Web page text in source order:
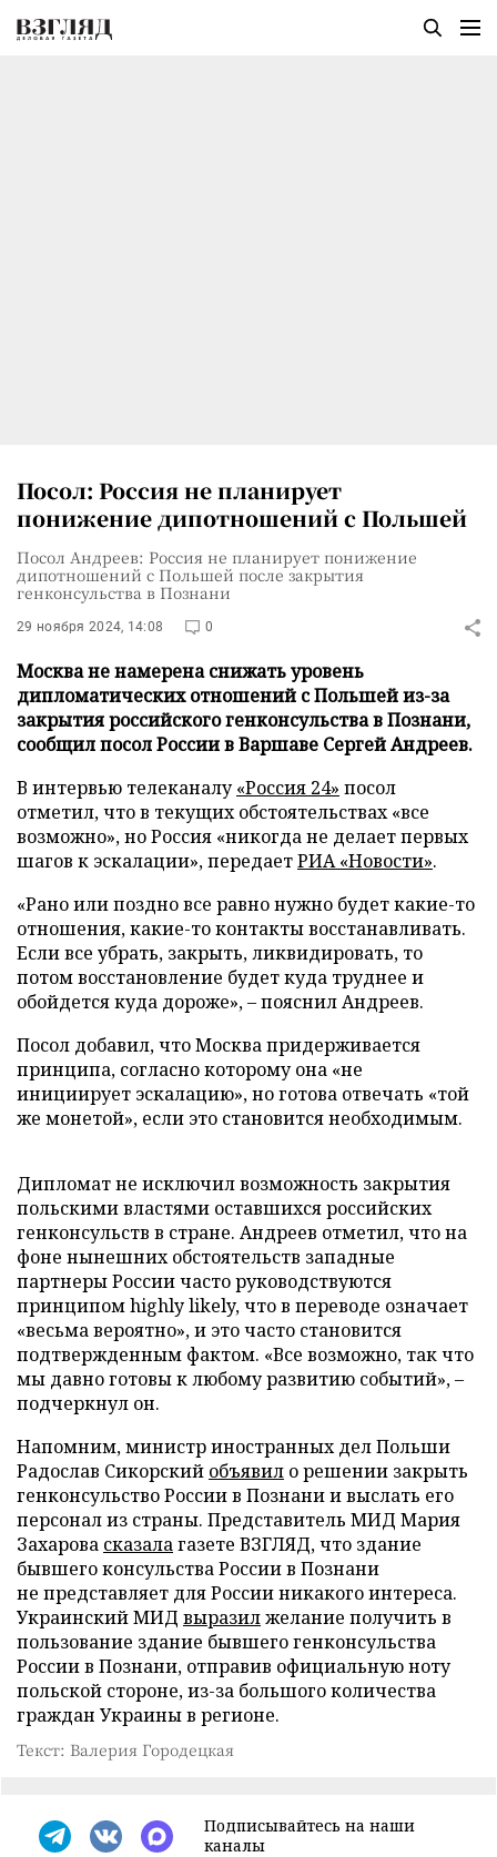
Посол: Россия не планирует
понижение дипотношений с Польшей
Посол Андреев: Россия не планирует понижение
дипотношений с Польшей после закрытия
генконсульства в Познани
29 ноября 2024, 14:08 0
Москва не намерена снижать уровень
дипломатических отношений с Польшей из-за
закрытия российского генконсульства в Познани,
сообщил посол России в Варшаве Сергей Андреев.
В интервью телеканалу«Россия 24» посол
отметил, что в текущих обстоятельствах «все
возможно», но Россия «никогда не делает первых
шагов к эскалации», передаетРИА «Новости».
«Рано или поздно все равно нужно будет какие-то
отношения, какие-то контакты восстанавливать.
Если все убрать, закрыть, ликвидировать, то
потом восстановление будет куда труднее и
обойдется куда дороже», – пояснил Андреев.
Посол добавил, что Москва придерживается
принципа, согласно которому она «не
инициирует эскалацию», но готова отвечать «той
же монетой», если это становится необходимым.
Дипломат не исключил возможность закрытия
польскими властями оставшихся российских
генконсульств в стране. Андреев отметил, что на
фоне нынешних обстоятельств западные
партнеры России часто руководствуются
принципом highly likely, что в переводе означает
«весьма вероятно», и это часто становится
подтвержденным фактом. «Все возможно, так что
мы давно готовы к любому развитию событий», –
подчеркнул он.
Напомним, министр иностранных дел Польши
Радослав Сикорский объявил о решении закрыть
генконсульство России в Познани и выслать его
персонал из страны. Представитель МИД Мария
Захарова сказалагазете ВЗГЛЯД, что здание
бывшего консульства России в Познани
не представляет для России никакого интереса.
Украинский МИД выразилжелание получить в
пользование здание бывшего генконсульства
России в Познани, отправив официальную ноту
польской стороне, из-за большого количества
граждан Украины в регионе.
Текст: Валерия Городецкая
Подписывайтесь на наши
каналы